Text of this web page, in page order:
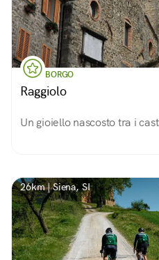
BORGO
Raggiolo
Un gioiello nascosto tra i
26km | Siena, SI